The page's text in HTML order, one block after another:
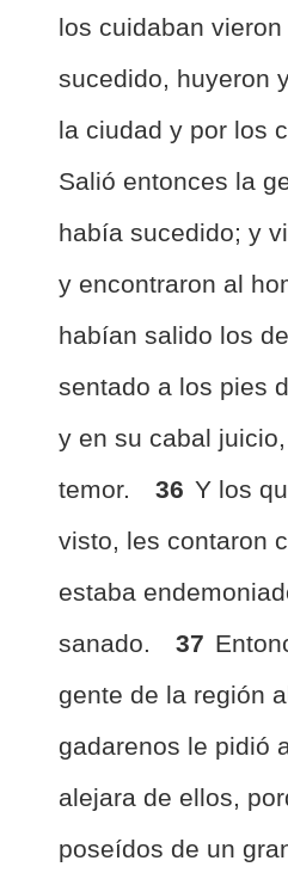
los cuidaban
sucedido, huyeron
la ciudad y por los
Salió entonces la
había sucedido; y
y encontraron al
habían salido los
sentado a los pies
y en su cabal
temor.
36 Y los
visto, les contaron
estaba
sanado.
37
gente de la región
gadarenos le pidió
alejara de ellos,
poseídos de un